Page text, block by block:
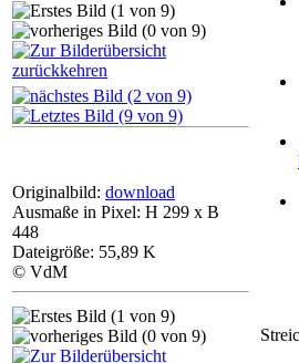
Originalbild: download
Ausmaße in Pixel: H 299 x B
448
Dateigröße: 55,89 K
© VdM